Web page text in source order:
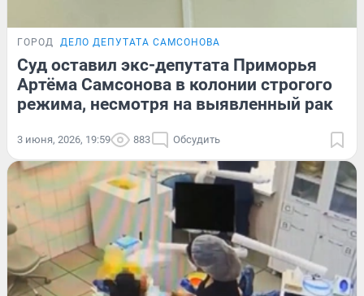
ГОРОД ДЕЛО ДЕПУТАТА САМСОНОВА
Суд оставил экс-депутата Приморья
Артёма Самсонова в колонии строгого
режима, несмотря на выявленный рак
3 июня, 2026, 19:59 883 Обсудить